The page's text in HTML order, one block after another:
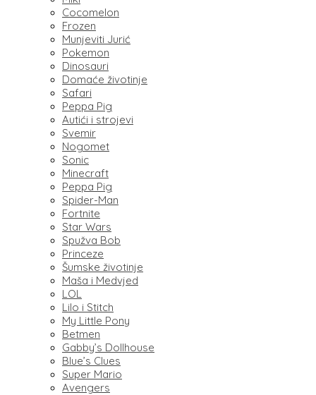
Cocomelon
Frozen
Munjeviti Jurić
Pokemon
Dinosauri
Domaće životinje
Safari
Peppa Pig
Autići i strojevi
Svemir
Nogomet
Sonic
Minecraft
Peppa Pig
Spider-Man
Fortnite
Star Wars
Spužva Bob
Princeze
Šumske životinje
Maša i Medvjed
LOL
Lilo i Stitch
My Little Pony
Betmen
Gabby’s Dollhouse
Blue’s Clues
Super Mario
Avengers